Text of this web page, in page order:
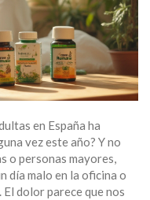
en España ha
vez este año? Y no
o personas mayores,
día malo en la oficina o
dolor parece que nos